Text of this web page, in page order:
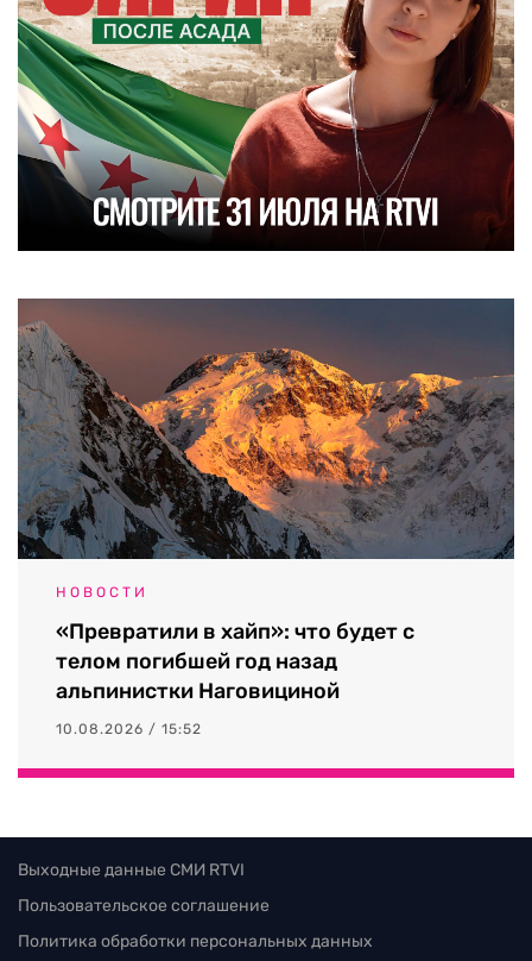
НОВОСТИ
«Превратили в хайп»: что будет с
телом погибшей год назад
альпинистки Наговициной
10.08.2026 / 15:52
Выходные данные СМИ RTVI
Пользовательское соглашение
Политика обработки персональных данных